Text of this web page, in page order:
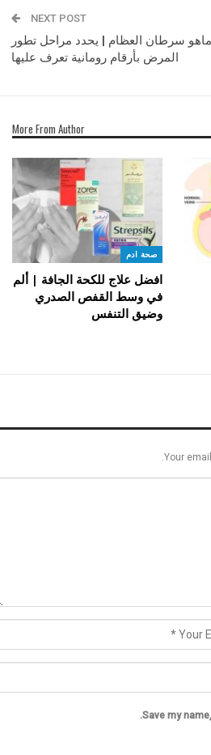
NEXT POST
ماهو سرطان العظام | يحدد مراحل تطور
المرض بأرقام رومانية تعرف عليها
More From Author
صحة ادم
افضل علاج للكحة الجافة | ألم
في وسط القفص الصدري
وضيق التنفس
Your
Save my